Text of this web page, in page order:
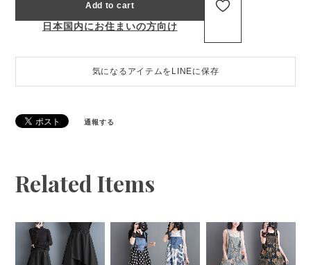
Add to cart
日本国内にお住まいの方向け
気になるアイテムをLINEに保存
通報する
Related Items